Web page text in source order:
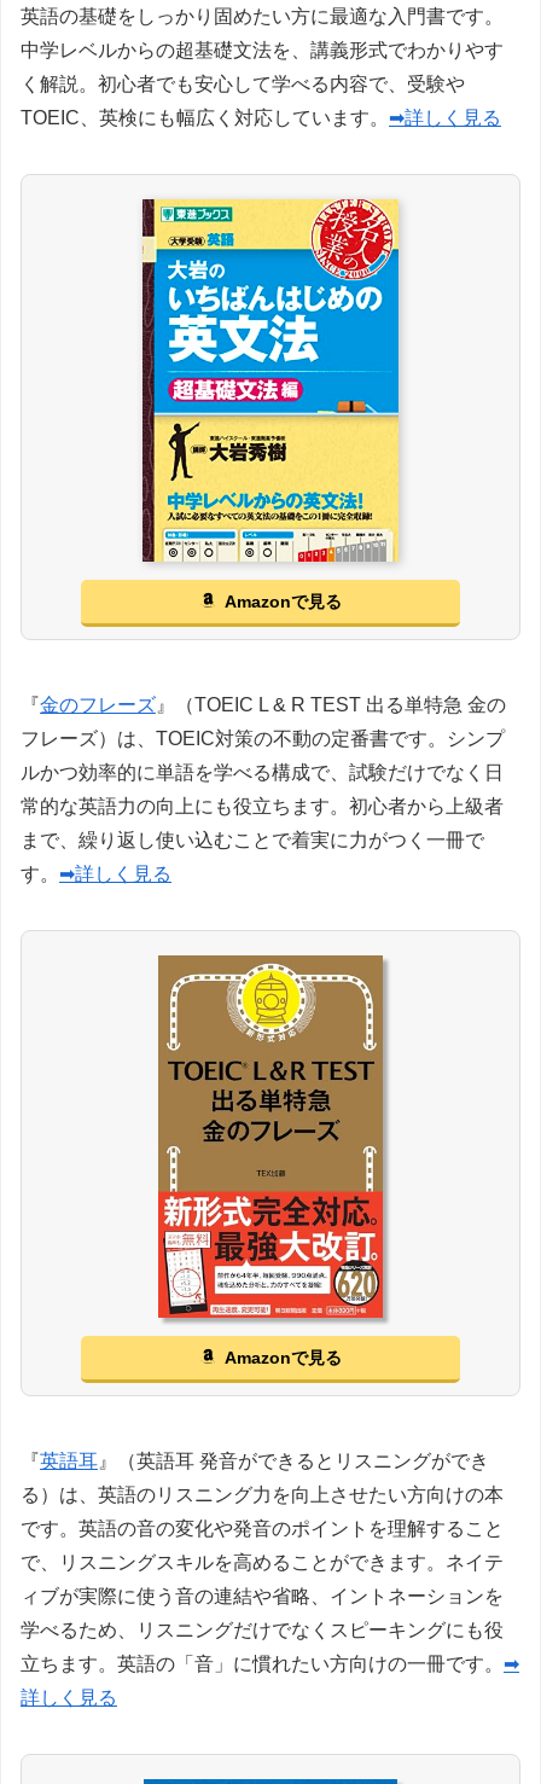
英語の基礎をしっかり固めたい方に最適な入門書です。
中学レベルからの超基礎文法を、講義形式でわかりやす
く解説。初心者でも安心して学べる内容で、受験や
TOEIC、英検にも幅広く対応しています。 ➡詳しく見る
Amazonで見る
『金のフレーズ』（TOEIC L & R TEST 出る単特急 金の
フレーズ）は、TOEIC対策の不動の定番書です。シンプ
ルかつ効率的に単語を学べる構成で、試験だけでなく日
常的な英語力の向上にも役立ちます。初心者から上級者
まで、繰り返し使い込むことで着実に力がつく一冊で
す。 ➡詳しく見る
Amazonで見る
『英語耳』（英語耳 発音ができるとリスニングができ
る）は、英語のリスニング力を向上させたい方向けの本
です。英語の音の変化や発音のポイントを理解すること
で、リスニングスキルを高めることができます。ネイテ
ィブが実際に使う音の連結や省略、イントネーションを
学べるため、リスニングだけでなくスピーキングにも役
立ちます。英語の「音」に慣れたい方向けの一冊です。 ➡
詳しく見る